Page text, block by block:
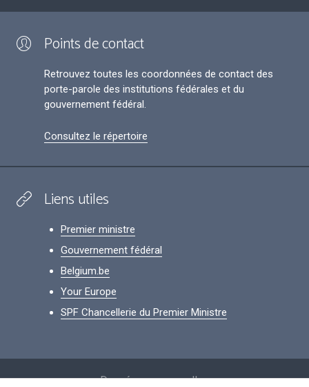
Points de contact
Retrouvez toutes les coordonnées de contact des
porte-parole des institutions fédérales et du
gouvernement fédéral.
Consultez le répertoire
Liens utiles
Premier ministre
Gouvernement fédéral
Belgium.be
Your Europe
SPF Chancellerie du Premier Ministre
Données personnelles